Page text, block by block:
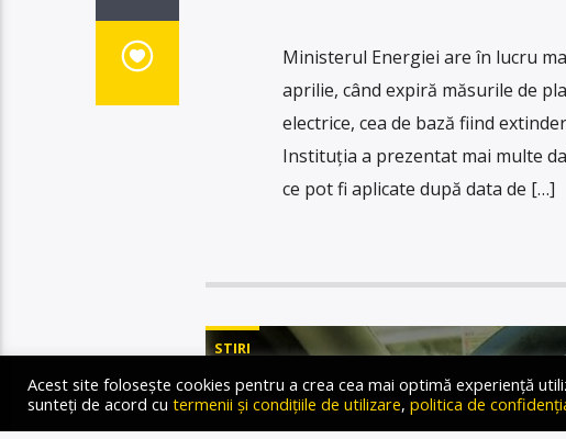
Ministerul Energiei are în lucru
aprilie, când expiră măsurile de
electrice, cea de bază fiind
Instituția a prezentat mai multe
ce pot fi aplicate după data de […]
STIRI
Acest site folosește cookies pentru a crea cea mai optimă experiență
sunteți de acord cu termenii și condițiile de utilizare, politica de